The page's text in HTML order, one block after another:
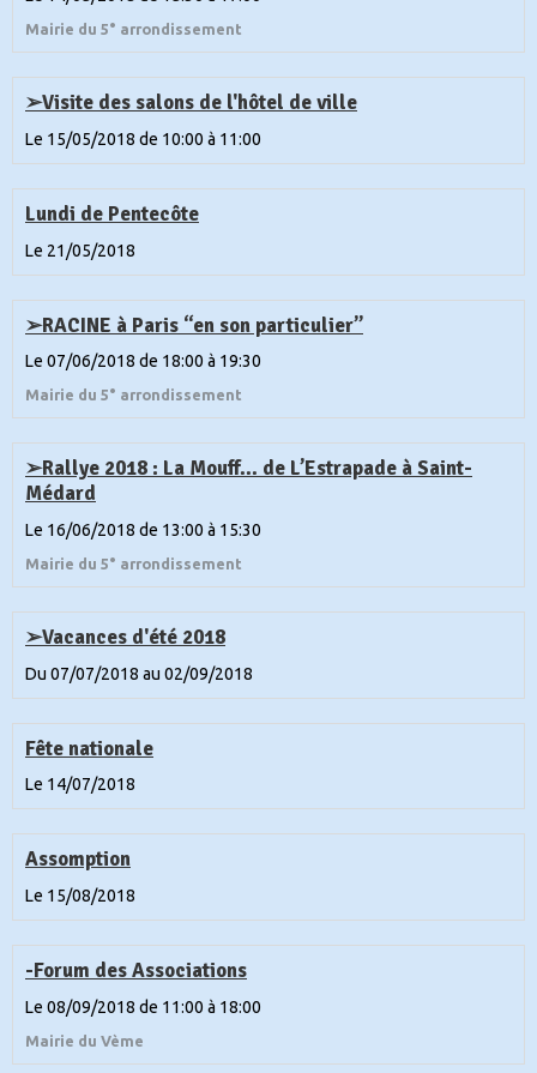
Mairie du 5° arrondissement
➢Visite des salons de l'hôtel de ville
Le 15/05/2018 de 10:00 à 11:00
Lundi de Pentecôte
Le 21/05/2018
➢RACINE à Paris “en son particulier”
Le 07/06/2018 de 18:00 à 19:30
Mairie du 5° arrondissement
➢Rallye 2018 : La Mouff... de L’Estrapade à Saint-
Médard
Le 16/06/2018 de 13:00 à 15:30
Mairie du 5° arrondissement
➢Vacances d'été 2018
Du 07/07/2018 au 02/09/2018
Fête nationale
Le 14/07/2018
Assomption
Le 15/08/2018
-Forum des Associations
Le 08/09/2018 de 11:00 à 18:00
Mairie du Vème